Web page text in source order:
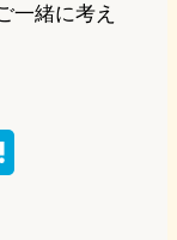
一緒に考え